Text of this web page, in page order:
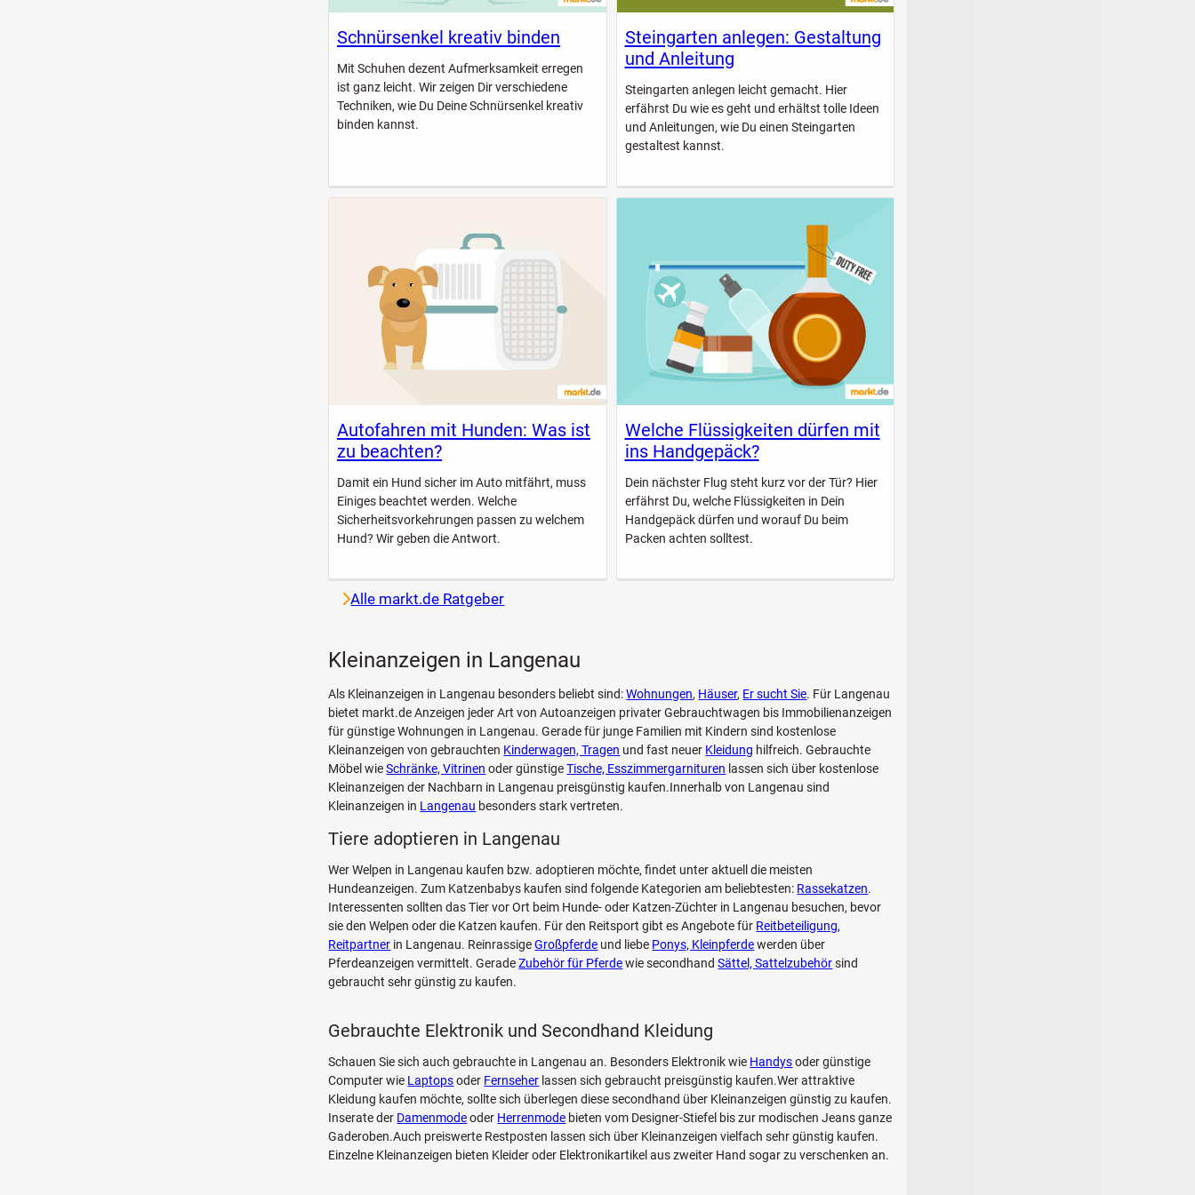
Schnürsenkel kreativ binden
Mit Schuhen dezent Aufmerksamkeit erregen
ist ganz leicht. Wir zeigen Dir verschiedene
Techniken, wie Du Deine Schnürsenkel kreativ
binden kannst.
Steingarten anlegen: Gestaltung
und Anleitung
Steingarten anlegen leicht gemacht. Hier
erfährst Du wie es geht und erhältst tolle Ideen
und Anleitungen, wie Du einen Steingarten
gestaltest kannst.
Autofahren mit Hunden: Was ist
zu beachten?
Damit ein Hund sicher im Auto mitfährt, muss
Einiges beachtet werden. Welche
Sicherheitsvorkehrungen passen zu welchem
Hund? Wir geben die Antwort.
Welche Flüssigkeiten dürfen mit
ins Handgepäck?
Dein nächster Flug steht kurz vor der Tür? Hier
erfährst Du, welche Flüssigkeiten in Dein
Handgepäck dürfen und worauf Du beim
Packen achten solltest.
Alle markt.de Ratgeber
Kleinanzeigen in Langenau
Als Kleinanzeigen in Langenau besonders beliebt sind:Wohnungen, Häuser, Er sucht Sie. Für Langenau
bietet markt.de Anzeigen jeder Art von Autoanzeigen privater Gebrauchtwagen bis Immobilienanzeigen
für günstige Wohnungen in Langenau. Gerade für junge Familien mit Kindern sind kostenlose
Kleinanzeigen von gebrauchten Kinderwagen, Tragen und fast neuer Kleidung hilfreich. Gebrauchte
Möbel wieSchränke, Vitrinen oder günstigeTische, Esszimmergarnituren lassen sich über kostenlose
Kleinanzeigen der Nachbarn in Langenau preisgünstig kaufen.Innerhalb von Langenau sind
Kleinanzeigen in Langenau besonders stark vertreten.
Tiere adoptieren in Langenau
Wer Welpen in Langenau kaufen bzw. adoptieren möchte, findet unter aktuell die meisten
Hundeanzeigen. Zum Katzenbabys kaufen sind folgende Kategorien am beliebtesten: Rassekatzen.
Interessenten sollten das Tier vor Ort beim Hunde- oder Katzen-Züchter in Langenau besuchen, bevor
sie den Welpen oder die Katzen kaufen. Für den Reitsport gibt es Angebote für Reitbeteiligung,
Reitpartner in Langenau. ReinrassigeGroßpferde und liebe Ponys, Kleinpferdewerden über
Pferdeanzeigen vermittelt. GeradeZubehör für Pferdewie secondhandSättel, Sattelzubehörsind
gebraucht sehr günstig zu kaufen.
Gebrauchte Elektronik und Secondhand Kleidung
Schauen Sie sich auch gebrauchte in Langenau an. Besonders Elektronik wie Handysoder günstige
Computer wie Laptopsoder Fernseher lassen sich gebraucht preisgünstig kaufen.Wer attraktive
Kleidung kaufen möchte, sollte sich überlegen diese secondhand über Kleinanzeigen günstig zu kaufen.
Inserate der Damenmodeoder Herrenmode bieten vom Designer-Stiefel bis zur modischen Jeans ganze
Gaderoben.Auch preiswerte Restposten lassen sich über Kleinanzeigen vielfach sehr günstig kaufen.
Einzelne Kleinanzeigen bieten Kleider oder Elektronikartikel aus zweiter Hand sogar zu verschenken an.